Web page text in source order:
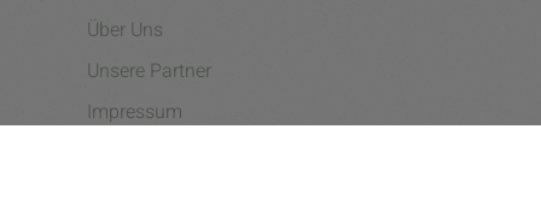
Über Uns
Unsere Partner
Impressum